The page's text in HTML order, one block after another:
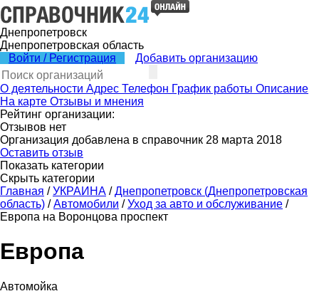
Днепропетровск
Днепропетровская область
Войти / Регистрация
Добавить организацию
О деятельности Адрес Телефон График работы Описание
На карте Отзывы и мнения
Рейтинг организации:
Отзывов нет
Организация добавлена в справочник 28 марта 2018
Оставить отзыв
Показать категории
Скрыть категории
Главная / УКРАИНА / Днепропетровск (Днепропетровская
область) / Автомобили / Уход за авто и обслуживание /
Европа на Воронцова проспект
Европа
Автомойка